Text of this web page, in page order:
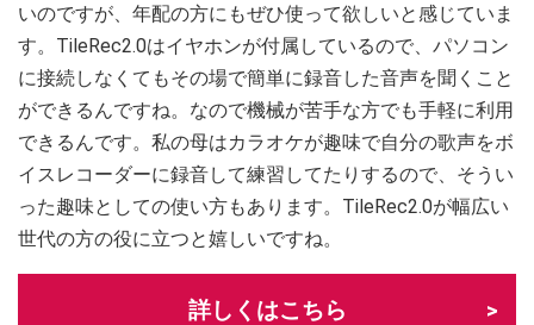
いのですが、年配の方にもぜひ使って欲しいと感じていま
す。TileRec2.0はイヤホンが付属しているので、パソコン
に接続しなくてもその場で簡単に録音した音声を聞くこと
ができるんですね。なので機械が苦手な方でも手軽に利用
できるんです。私の母はカラオケが趣味で自分の歌声をボ
イスレコーダーに録音して練習してたりするので、そうい
った趣味としての使い方もあります。TileRec2.0が幅広い
世代の方の役に立つと嬉しいですね。
詳しくはこちら